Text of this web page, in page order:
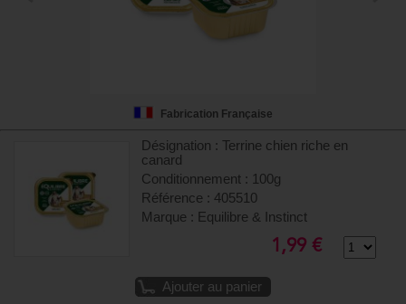
Fabrication Française
Désignation : Terrine chien riche en
canard
Conditionnement : 100g
Référence : 405510
Marque : Equilibre & Instinct
1,99 €
Ajouter au panier